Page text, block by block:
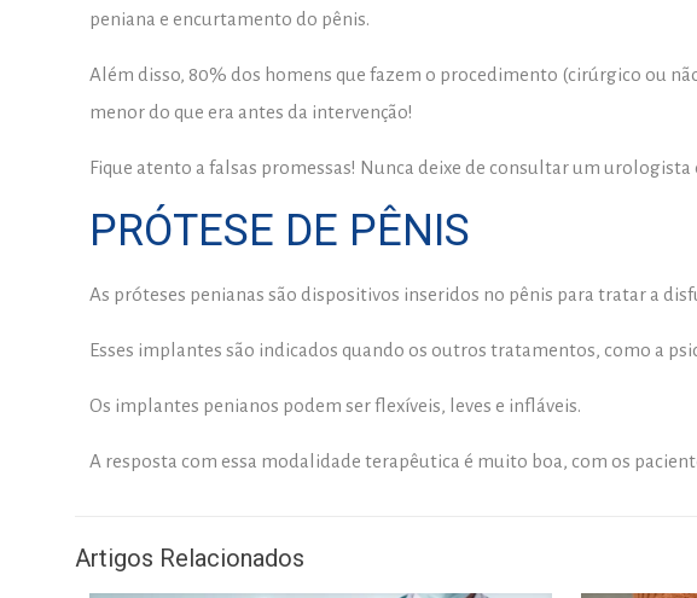
peniana e encurtamento do pênis.
Além disso, 80% dos homens que fazem o procedimento (cirúrgico ou
menor do que era antes da intervenção!
Fique atento a falsas promessas! Nunca deixe de consultar um urologista
PRÓTESE DE PÊNIS
As próteses penianas são dispositivos inseridos no pênis para tratar a
Esses implantes são indicados quando os outros tratamentos, como a
Os implantes penianos podem ser flexíveis, leves e infláveis.
A resposta com essa modalidade terapêutica é muito boa, com os
Artigos Relacionados